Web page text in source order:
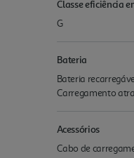
Classe eficiência
G
Bateria
Bateria
Carrega­mento
Acessórios
Cabo de